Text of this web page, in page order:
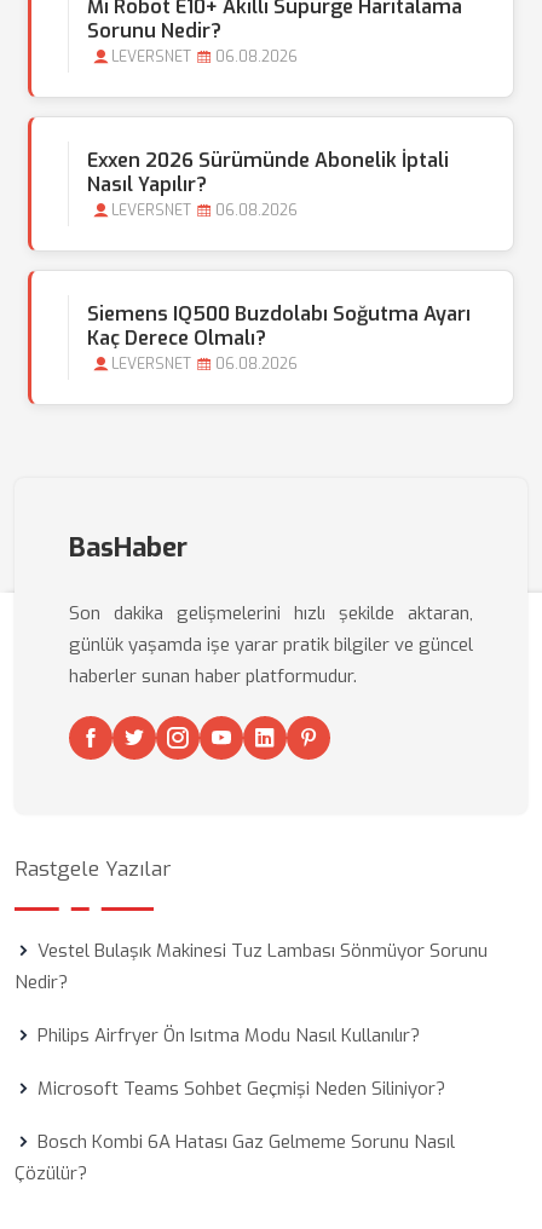
Mi Robot E10+ Akıllı Süpürge Haritalama
Sorunu Nedir?
LEVERSNET 06.08.2026
Exxen 2026 Sürümünde Abonelik İptali
Nasıl Yapılır?
LEVERSNET 06.08.2026
Siemens IQ500 Buzdolabı Soğutma Ayarı
Kaç Derece Olmalı?
LEVERSNET 06.08.2026
BasHaber
Son dakika gelişmelerini hızlı şekilde aktaran,
günlük yaşamda işe yarar pratik bilgiler ve güncel
haberler sunan haber platformudur.
Rastgele Yazılar
Vestel Bulaşık Makinesi Tuz Lambası Sönmüyor Sorunu
Nedir?
Philips Airfryer Ön Isıtma Modu Nasıl Kullanılır?
Microsoft Teams Sohbet Geçmişi Neden Siliniyor?
Bosch Kombi 6A Hatası Gaz Gelmeme Sorunu Nasıl
Çözülür?